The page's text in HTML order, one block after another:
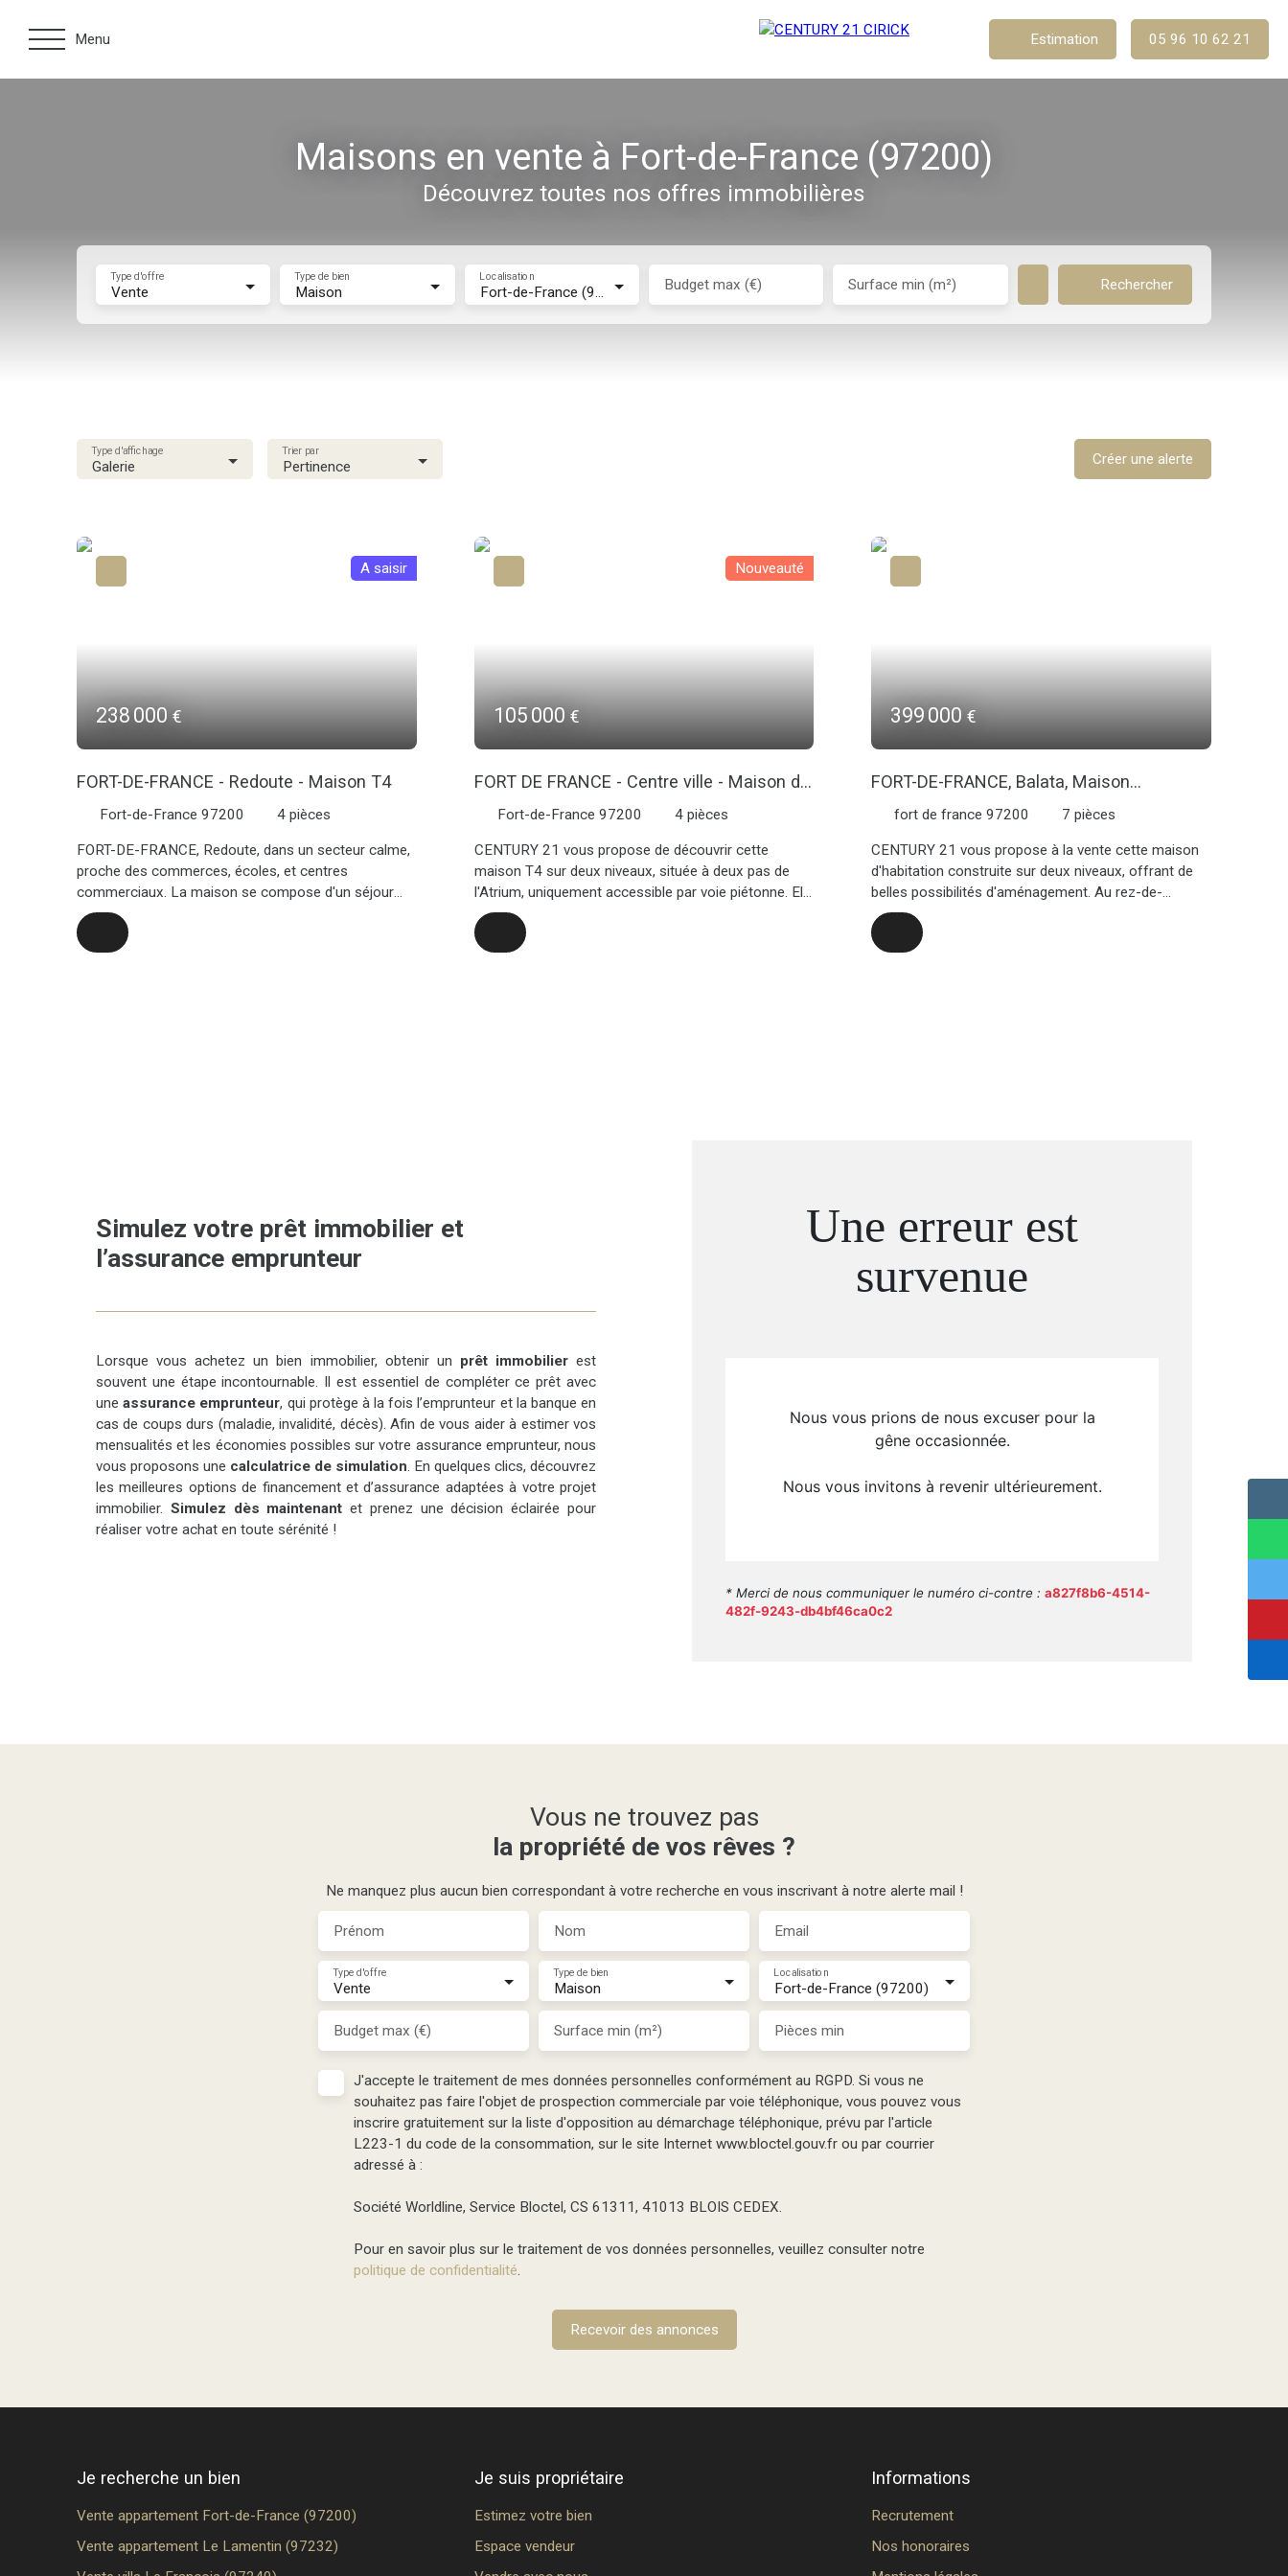
Menu Estimation 05 96 10 62 21
Maisons en vente à Fort-de-France (97200)
Découvrez toutes nos offres immobilières
Vente
Type d'offre
Maison
Type de bien
Fort-de-France (97200)
Localisation Budget max (€) Surface min (m²) Rechercher
Galerie
Type d'affichage
Pertinence
Trier par Créer une alerte
238 000 €
A saisir
FORT-DE-FRANCE - Redoute - Maison T4
Fort-de-France 97200 4 pièces
FORT-DE-FRANCE, Redoute, dans un secteur calme,
proche des commerces, écoles, et centres
commerciaux. La maison se compose d'un séjour
lumineux, d'une cuisine indépendante, de 3 chambres
climatisées équipées de volets roulants, d'une salle
d'eau au rez-de-chaussée, un wc indépendant, des
105 000 €
Nouveauté
FORT DE FRANCE - Centre ville - Maison de
Ville T4
Fort-de-France 97200 4 pièces
CENTURY 21 vous propose de découvrir cette
maison T4 sur deux niveaux, située à deux pas de
l'Atrium, uniquement accessible par voie piétonne. Elle
comprend : Au rez-de-chaussée : un grand séjour
avec coin cuisine, une salle d'eau ainsi qu'un petit
espace buanderie. À l'étage : une chambre parentale,
399 000€
FORT-DE-FRANCE, Balata, Maison
comprenant deux T3
fort de france 97200 7pièces
CENTURY 21 vous propose à la vente cette maison
d'habitation construite sur deux niveaux, offrant de
belles possibilités d'aménagement. Au rez-de-
chaussée, vous trouverez une terrasse, un séjour,
une cuisine, deux chambres, deux salles d'eau, un
débarras et un auvent. Une chambre supplémentaire
paisible et agréable, avec la fraîcheur des alizés.
visite.
Simulez votre prêt immobilier et
l’assurance emprunteur
Lorsque vous achetez un bien immobilier, obtenir un prêt immobilierest
souvent une étape incontournable. Il est essentiel de compléter ce prêt avec
uneassurance emprunteur, qui protège à la fois l’emprunteur et la banque en
cas de coups durs (maladie, invalidité, décès). Afin de vous aider à estimer vos
mensualités et les économies possibles sur votre assurance emprunteur, nous
vous proposons une calculatrice de simulation. En quelques clics, découvrez
les meilleures options de financement et d’assurance adaptées à votre projet
immobilier. Simulez dès maintenant et prenez une décision éclairée pour
réaliser votre achat en toute sérénité !
Vous ne trouvez pas
la propriété de vos rêves ?
Ne manquez plus aucun bien correspondant à votre recherche en vous inscrivant à notre alerte mail !
Prénom Nom Email
Vente
Type d'offre
Maison
Type de bien
Fort-de-France (97200)
Localisation
Budget max (€) Surface min (m²) Pièces min
J'accepte le traitement de mes données personnelles conformément au RGPD. Si vous ne
souhaitez pas faire l'objet de prospection commerciale par voie téléphonique, vous pouvez vous
inscrire gratuitement sur la liste d'opposition au démarchage téléphonique, prévu par l'article
L223-1 du code de la consommation, sur le site Internet www.bloctel.gouv.fr ou par courrier
adressé à :
Société Worldline, Service Bloctel, CS 61311, 41013 BLOIS CEDEX.
Pour en savoir plus sur le traitement de vos données personnelles, veuillez consulter notre
politique de confidentialité.
Recevoir des annonces
Je recherche un bien
Vente appartement Fort-de-France (97200)
Vente appartement Le Lamentin (97232)
Je suis propriétaire
Estimez votre bien
Espace vendeur
Informations
Recrutement
Nos honoraires